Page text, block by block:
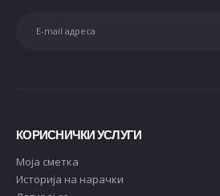
КОРИСНИЧКИ УСЛУГИ
Moja сметка
Историја на нарачки